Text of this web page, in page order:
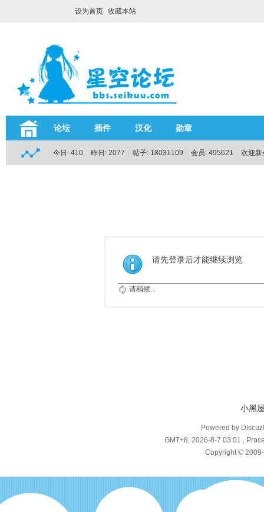
设为首页 收藏本站
论坛 插件 汉化 勋章
今日: 410 昨日: 2077 帖子: 18031109 会员: 495621 欢迎
请先登录后才能继续浏览
请稍候...
小黑
Powered by
GMT+8, 2026-8-7 03:01 ,
Copyright ©